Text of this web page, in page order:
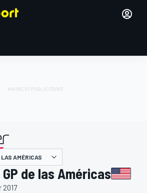
LAS AMÉRICAS
GP de las Américas
2017